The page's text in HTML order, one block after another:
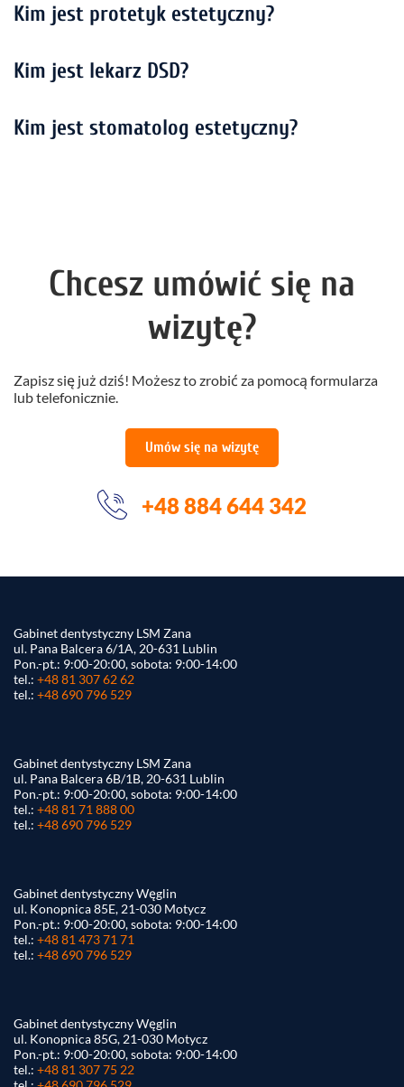
Kim jest protetyk estetyczny?
Kim jest lekarz DSD?
Kim jest stomatolog estetyczny?
Chcesz umówić się na
wizytę?
Zapisz się już dziś! Możesz to zrobić za pomocą formularza
lub telefonicznie.
Umów się na wizytę
+48 884 644 342
Gabinet dentystyczny LSM Zana
ul. Pana Balcera 6/1A, 20-631 Lublin
Pon.-pt.: 9:00-20:00, sobota: 9:00-14:00
tel.: +48 81 307 62 62
tel.: +48 690 796 529
Gabinet dentystyczny LSM Zana
ul. Pana Balcera 6B/1B, 20-631 Lublin
Pon.-pt.: 9:00-20:00, sobota: 9:00-14:00
tel.: +48 81 71 888 00
tel.: +48 690 796 529
Gabinet dentystyczny Węglin
ul. Konopnica 85E, 21-030 Motycz
Pon.-pt.: 9:00-20:00, sobota: 9:00-14:00
tel.: +48 81 473 71 71
tel.: +48 690 796 529
Gabinet dentystyczny Węglin
ul. Konopnica 85G, 21-030 Motycz
Pon.-pt.: 9:00-20:00, sobota: 9:00-14:00
tel.: +48 81 307 75 22